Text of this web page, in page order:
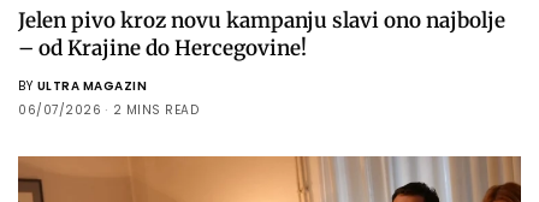
Jelen pivo kroz novu kampanju slavi ono najbolje
– od Krajine do Hercegovine!
BY ULTRA MAGAZIN
06/07/2026
2 MINS READ